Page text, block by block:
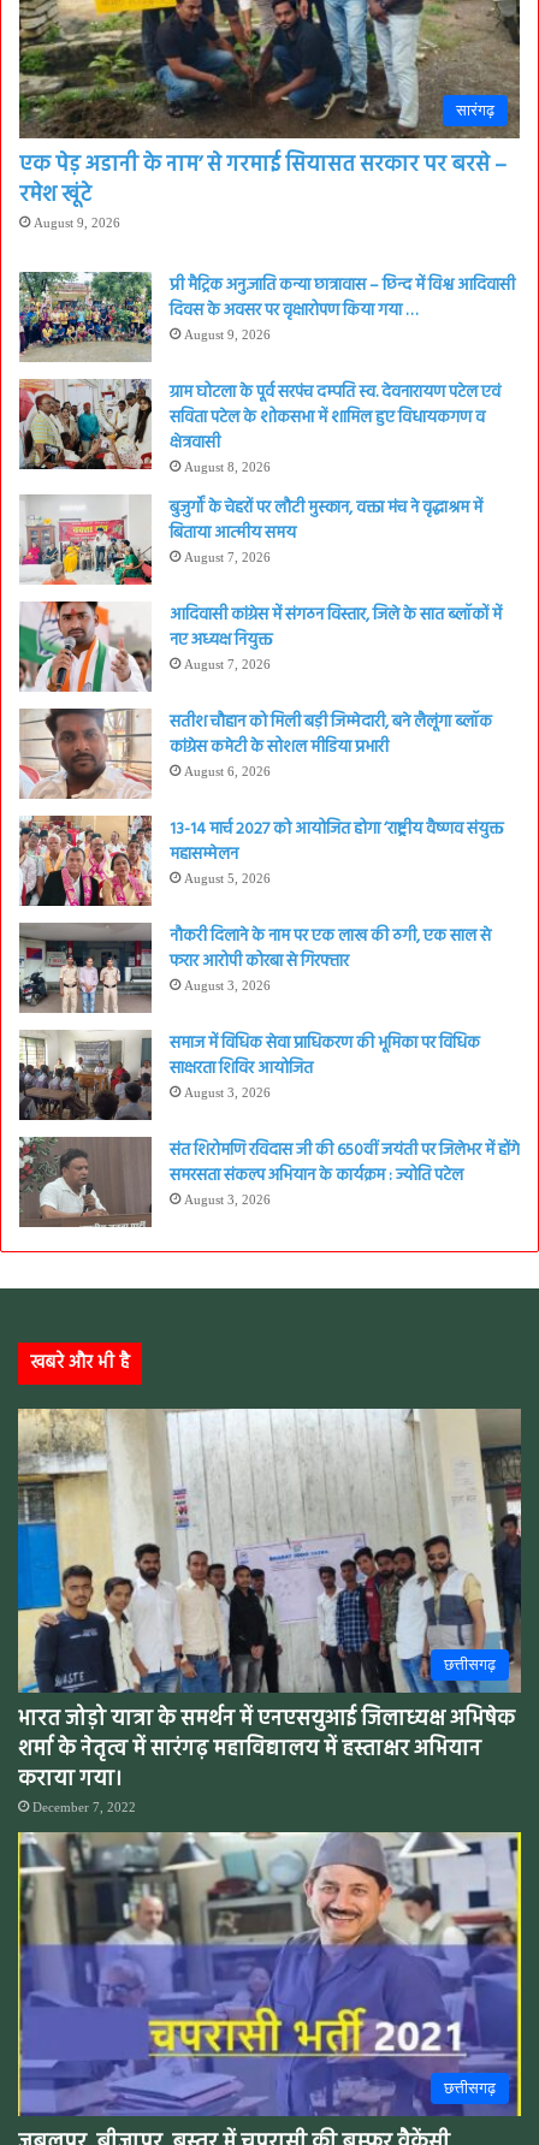
सारंगढ़
एक पेड़ अडानी के नाम’ से गरमाई सियासत सरकार पर बरसे –
रमेश खूंटे
August 9, 2026
प्री मैट्रिक अनु.जाति कन्या छात्रावास – छिन्द में विश्व आदिवासी
दिवस के अवसर पर वृक्षारोपण किया गया …
August 9, 2026
ग्राम घोटला के पूर्व सरपंच दम्पति स्व. देवनारायण पटेल एवं
सविता पटेल के शोकसभा में शामिल हुए विधायकगण व
क्षेत्रवासी
August 8, 2026
बुजुर्गों के चेहरों पर लौटी मुस्कान, वक्ता मंच ने वृद्धाश्रम में
बिताया आत्मीय समय
August 7, 2026
आदिवासी कांग्रेस में संगठन विस्तार, जिले के सात ब्लॉकों में
नए अध्यक्ष नियुक्त
August 7, 2026
सतीश चौहान को मिली बड़ी जिम्मेदारी, बने लैलूंगा ब्लॉक
कांग्रेस कमेटी के सोशल मीडिया प्रभारी
August 6, 2026
13-14 मार्च 2027 को आयोजित होगा ‘राष्ट्रीय वैष्णव संयुक्त
महासम्मेलन
August 5, 2026
नौकरी दिलाने के नाम पर एक लाख की ठगी, एक साल से
फरार आरोपी कोरबा से गिरफ्तार
August 3, 2026
समाज में विधिक सेवा प्राधिकरण की भूमिका पर विधिक
साक्षरता शिविर आयोजित
August 3, 2026
संत शिरोमणि रविदास जी की 650वीं जयंती पर जिलेभर में होंगे
समरसता संकल्प अभियान के कार्यक्रम : ज्योति पटेल
August 3, 2026
खबरे और भी है
छत्तीसगढ़
भारत जोड़ो यात्रा के समर्थन में एनएसयुआई जिलाध्यक्ष अभिषेक
शर्मा के नेतृत्व में सारंगढ़ महाविद्यालय में हस्ताक्षर अभियान
कराया गया।
December 7, 2022
छत्तीसगढ़